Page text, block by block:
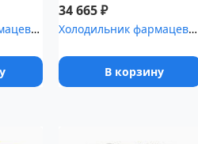
Холодильник фармацевтический Pozis ХФ-250-3 со стеклянной дверью ...
34 665₽
Холодильник фармацевтический Pozis ХФ-140 серебристый
В корзину